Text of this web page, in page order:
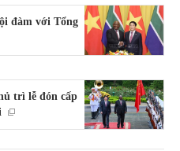
đàm với Tổng
trì lễ đón cấp